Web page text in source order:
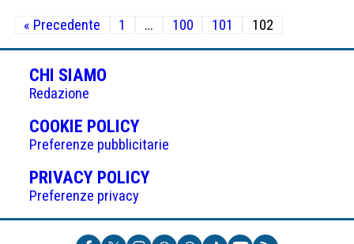
Che genere di informazioni di servizio? […]
Paginazione
degli
articoli
« Precedente 1 … 100 101 102
CHI SIAMO
Redazione
COOKIE POLICY(APRE
IN
UNA
NUOVA
Preferenze pubblicitarie
PRIVACY POLICY(APRE
UNA
NUOVA
Preferenze privacy